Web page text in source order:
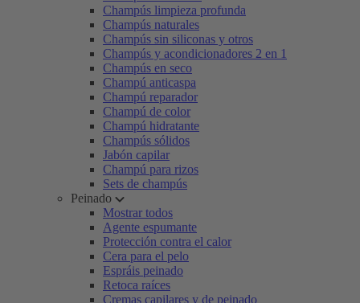
Champús limpieza profunda
Champús naturales
Champús sin siliconas y otros
Champús y acondicionadores 2 en 1
Champús en seco
Champú anticaspa
Champú reparador
Champú de color
Champú hidratante
Champús sólidos
Jabón capilar
Champú para rizos
Sets de champús
Peinado
Mostrar todos
Agente espumante
Protección contra el calor
Cera para el pelo
Espráis peinado
Retoca raíces
Cremas capilares y de peinado